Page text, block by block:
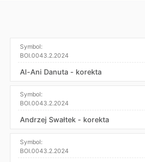
Symbol:
BOI.0043.2.2024
Al-Ani Danuta - korekta
Symbol:
BOI.0043.2.2024
Andrzej Swałtek - korekta
Symbol:
BOI.0043.2.2024